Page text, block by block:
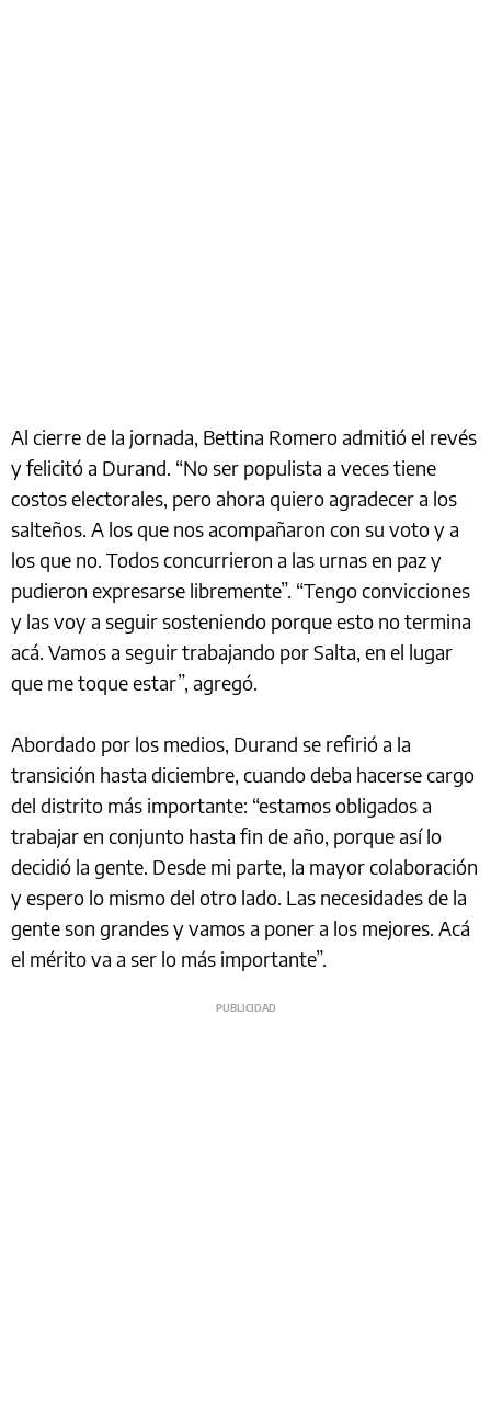
Al cierre de la jornada, Bettina Romero admitió el revés
y felicitó a Durand. “No ser populista a veces tiene
costos electorales, pero ahora quiero agradecer a los
salteños. A los que nos acompañaron con su voto y a
los que no. Todos concurrieron a las urnas en paz y
pudieron expresarse libremente”. “Tengo convicciones
y las voy a seguir sosteniendo porque esto no termina
acá. Vamos a seguir trabajando por Salta, en el lugar
que me toque estar”, agregó.
Abordado por los medios, Durand se refirió a la
transición hasta diciembre, cuando deba hacerse cargo
del distrito más importante: “estamos obligados a
trabajar en conjunto hasta fin de año, porque así lo
decidió la gente. Desde mi parte, la mayor colaboración
y espero lo mismo del otro lado. Las necesidades de la
gente son grandes y vamos a poner a los mejores. Acá
el mérito va a ser lo más importante”.